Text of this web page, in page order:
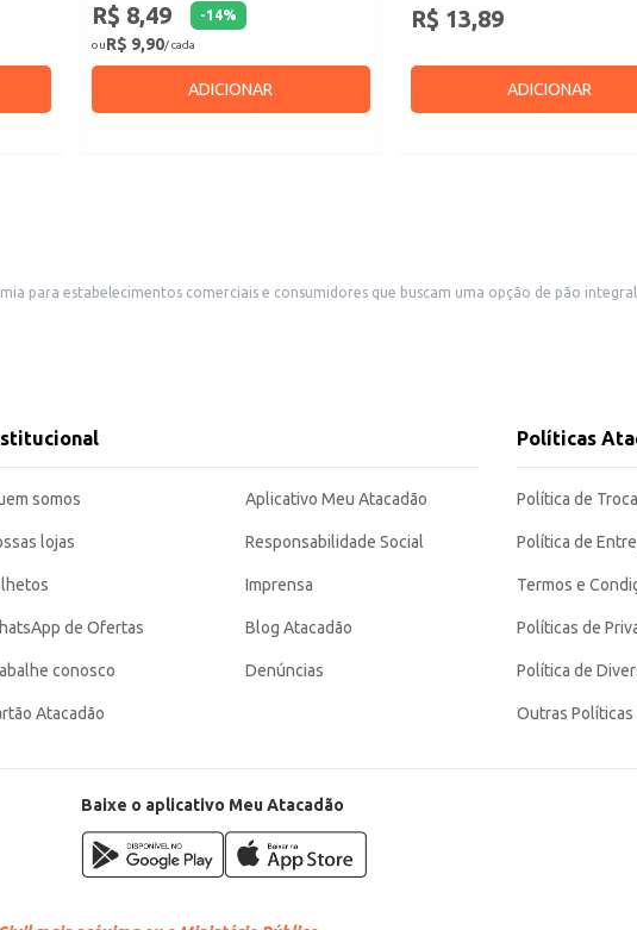
R$ 8,49 -14%
ouR$ 9,90/ cada
ADICIONAR
R$ 13,89
ADICIONAR
e consumidores que buscam uma opção de pão integral. Sua composição inclui fibras, contribuindo para
de consumo e com um bom custo-benefício para revenda ou consumo pessoal. Sua praticidade e a
somos
lojas
de Ofertas
conosco
Atacadão
Aplicativo Meu Atacadão
Responsabilidade Social
Imprensa
Blog Atacadão
Denúncias
Políticas
Política de
Política de
Termos e
Políticas de
Política de
Outras Políticas
Baixe o aplicativo Meu Atacadão